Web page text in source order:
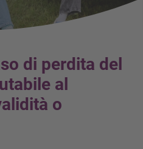
di perdita del
al
o